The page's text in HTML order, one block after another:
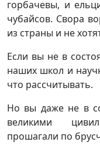
горбачевы, и
чубайсов. Свора
из страны и не
Если вы не в
наших школ и
что рассчитывать.
Но вы даже не в
великими
прошагали по